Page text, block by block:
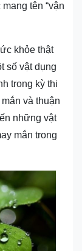
tên “vận
khỏe thật
số vật dụng
trong kỳ thi
và thuận
những vật
mắn trong